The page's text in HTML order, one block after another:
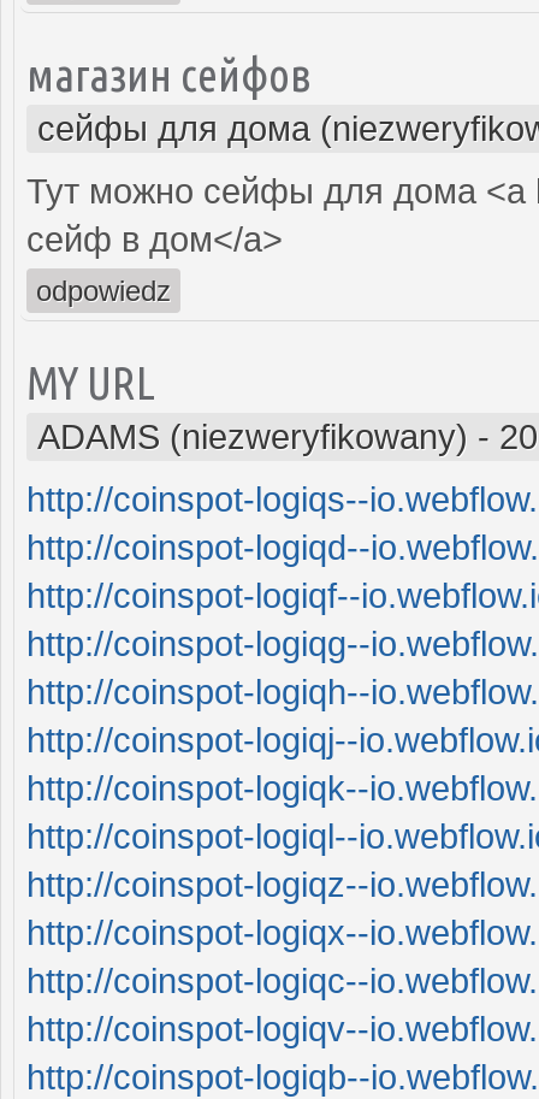
магазин сейфов
сейфы для дома
Тут можно сейфы для дома <a
сейф в дом</a>
odpowiedz
MY URL
ADAMS (niezweryfikowany) -
http://coinspot-logiqs--
http://coinspot-logiqd--
http://coinspot-logiqf--
http://coinspot-logiqg--
http://coinspot-logiqh--
http://coinspot-logiqj--
http://coinspot-logiqk--
http://coinspot-logiql--
http://coinspot-logiqz--
http://coinspot-logiqx--
http://coinspot-logiqc--
http://coinspot-logiqv--
http://coinspot-logiqb--